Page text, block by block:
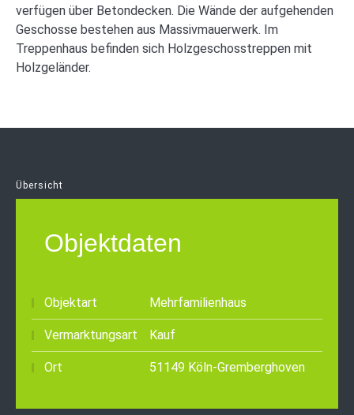
verfügen über Betondecken. Die Wände der aufgehenden
Geschosse bestehen aus Massivmauerwerk. Im
Treppenhaus befinden sich Holzgeschosstreppen mit
Holzgeländer.
Übersicht
Objektdaten
Objektart Mehrfamilienhaus
Vermarktungsart Kauf
Ort 51149 Köln-Gremberghoven